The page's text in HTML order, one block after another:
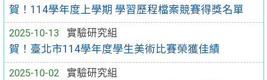
賀！114學年度上學期 學習歷程檔案競賽得獎名單
2025-10-13
實驗研究組
賀！臺北市114學年度學生美術比賽榮獲佳績
2025-10-02
實驗研究組